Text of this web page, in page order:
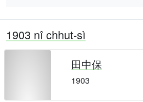
1903 nî chhut-sì
田中保
1903